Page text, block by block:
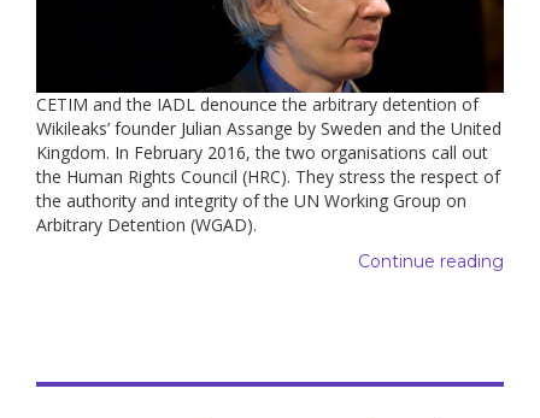
CETIM and the IADL denounce the arbitrary detention of
Wikileaks’ founder Julian Assange by Sweden and the United
Kingdom. In February 2016, the two organisations call out
the Human Rights Council (HRC). They stress the respect of
the authority and integrity of the UN Working Group on
Arbitrary Detention (WGAD).
Continue reading